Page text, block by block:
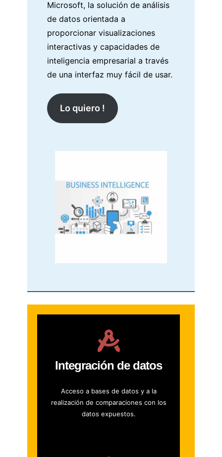
Microsoft, la solución de análisis
de datos orientada a
proporcionar visualizaciones
interactivas y capacidades de
inteligencia empresarial a través
de una interfaz muy fácil de usar.
Lo quiero !
Integración de datos
Acceso a bases de datos y a la
realización de comparaciones con los
datos expuestos.